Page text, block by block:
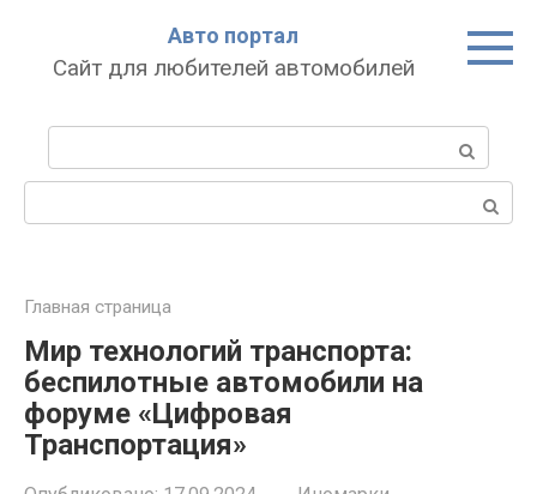
Авто портал
Сайт для любителей автомобилей
Главная страница
Мир технологий транспорта:
беспилотные автомобили на
форуме «Цифровая
Транспортация»